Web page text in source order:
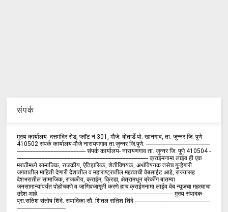
संपर्क
मुख्य कार्यालय- दत्तमंदिर रोड, प्लॉट नं-301, मौजे. बोतार्डे पो. खानगाव, ता. जुन्नर जि. पुणे
410502 संपर्क कार्य‍ालय-मौजे नारायणगाव ता.जुन्नर जि.पुणे. ------------------------------------------
--------------------------------------------- संपर्क कार्यालय- नारायणगाव ता. जुन्नर जि. पुणे 410504 -
-------------------------------------------------------------------------------------- क्राईमनामा लाईव ही एक
मराठीमध्ये सामाजिक, राजकीय, ऐतिहासिक, शेतीविषयक, अर्थविषयक तसेच गुन्हेगारी
जगतातील माहिती देणारी देशातील व महाराष्ट्रातील महत्वाची वेबसाईट आहे, राज्यासह
देशभरातील सामाजिक, राजकीय, क्राईम, क्रिडा, क्षेत्रामधून ब्रेकींग बातम्या
जनसामान्यांपर्यंत पोहोचवणे व जाणिवजागृती करणे हाच क्राईमनामा लाईव वेब न्यूजचा महत्वाचा
उद्देश आहे. --------------------------------------------------------------------------------------- मुख्य संपादक-
प्रा.सतिश संतोष शिंदे. संपादिका-सौ. शितल सतिश शिंदे -------------------------------------------------
--------------------------------